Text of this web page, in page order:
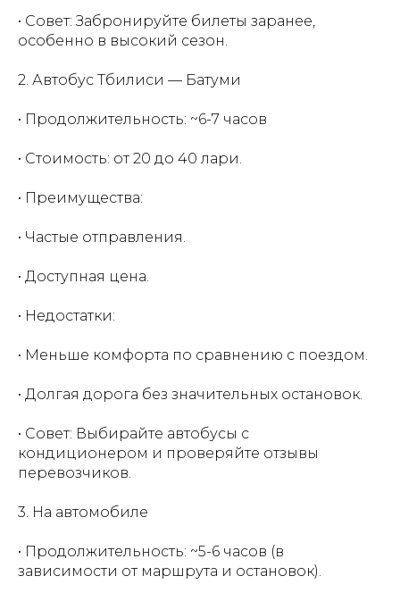
• Совет: Забронируйте билеты заранее,
особенно в высокий сезон.
2. Автобус Тбилиси — Батуми
• Продолжительность: ~6-7 часов
• Стоимость: от 20 до 40 лари.
• Преимущества:
• Частые отправления.
• Доступная цена.
• Недостатки:
• Меньше комфорта по сравнению с поездом.
• Долгая дорога без значительных остановок.
• Совет: Выбирайте автобусы с
кондиционером и проверяйте отзывы
перевозчиков.
3. На автомобиле
• Продолжительность: ~5-6 часов (в
зависимости от маршрута и остановок).